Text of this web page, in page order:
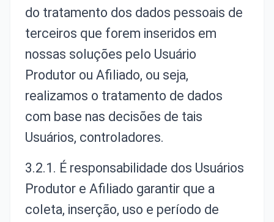
do tratamento dos dados pessoais de
terceiros que forem inseridos em
nossas soluções pelo Usuário
Produtor ou Afiliado, ou seja,
realizamos o tratamento de dados
com base nas decisões de tais
Usuários, controladores.
3.2.1. É responsabilidade dos Usuários
Produtor e Afiliado garantir que a
coleta, inserção, uso e período de